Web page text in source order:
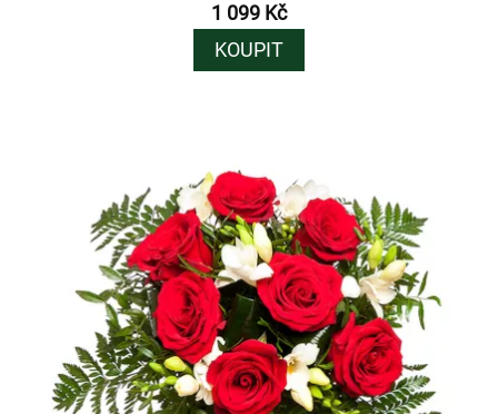
1 099 Kč
KOUPIT